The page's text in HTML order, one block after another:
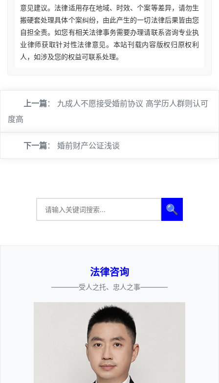
意见建议。法律适用存在地域、时效、个案等差异，请勿生
搬硬套处理具体个案纠纷，由此产生的一切法律后果皆由您
自担全责。如您有相关法律事务需要办理请联系咨询专业执
业律师获取针对性法律意见。本站刊载内容版权归原权利
人，如涉及您的权益可联系处理。
上一篇： 九成人不愿接受婚前协议 高学历人群则认可
度高
下一篇： 婚前财产公证浅谈
🔍
法律咨询
————受人之托、忠人之事————